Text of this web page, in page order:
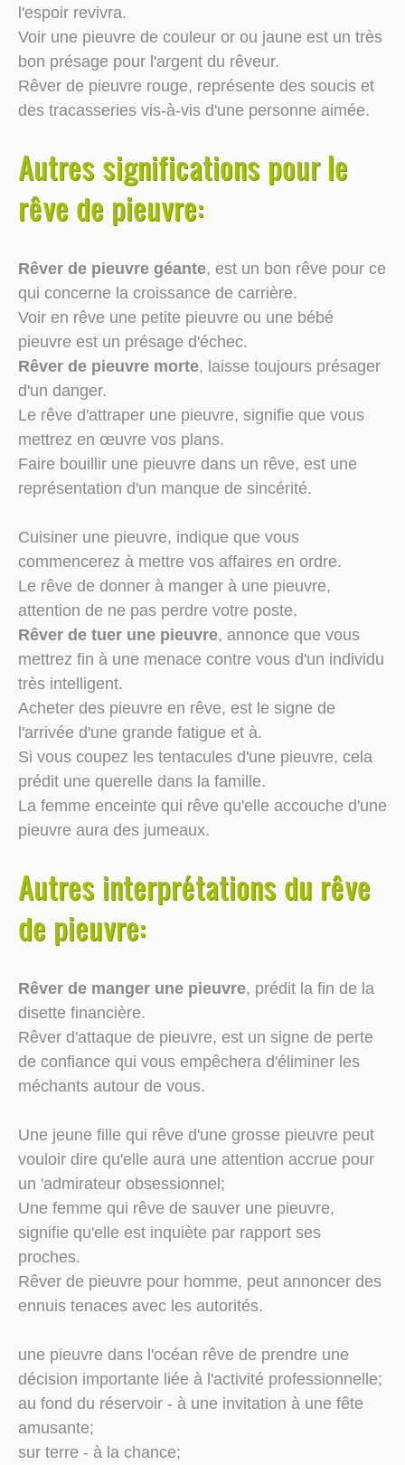
l'espoir revivra.
Voir une pieuvre de couleur or ou jaune est un très
bon présage pour l'argent du rêveur.
Rêver de pieuvre rouge, représente des soucis et
des tracasseries vis-à-vis d'une personne aimée.
Autres significations pour le
rêve de pieuvre:
Rêver de pieuvre géante, est un bon rêve pour ce
qui concerne la croissance de carrière.
Voir en rêve une petite pieuvre ou une bébé
pieuvre est un présage d'échec.
Rêver de pieuvre morte, laisse toujours présager
d'un danger.
Le rêve d'attraper une pieuvre, signifie que vous
mettrez en œuvre vos plans.
Faire bouillir une pieuvre dans un rêve, est une
représentation d'un manque de sincérité.
Cuisiner une pieuvre, indique que vous
commencerez à mettre vos affaires en ordre.
Le rêve de donner à manger à une pieuvre,
attention de ne pas perdre votre poste.
Rêver de tuer une pieuvre, annonce que vous
mettrez fin à une menace contre vous d'un individu
très intelligent.
Acheter des pieuvre en rêve, est le signe de
l'arrivée d'une grande fatigue et à.
Si vous coupez les tentacules d'une pieuvre, cela
prédit une querelle dans la famille.
La femme enceinte qui rêve qu'elle accouche d'une
pieuvre aura des jumeaux.
Autres interprétations du rêve
de pieuvre:
Rêver de manger une pieuvre, prédit la fin de la
disette financière.
Rêver d'attaque de pieuvre, est un signe de perte
de confiance qui vous empêchera d'éliminer les
méchants autour de vous.
Une jeune fille qui rêve d'une grosse pieuvre peut
vouloir dire qu'elle aura une attention accrue pour
un 'admirateur obsessionnel;
Une femme qui rêve de sauver une pieuvre,
signifie qu'elle est inquiète par rapport ses
proches.
Rêver de pieuvre pour homme, peut annoncer des
ennuis tenaces avec les autorités.
une pieuvre dans l'océan rêve de prendre une
décision importante liée à l'activité professionnelle;
au fond du réservoir - à une invitation à une fête
amusante;
sur terre - à la chance;